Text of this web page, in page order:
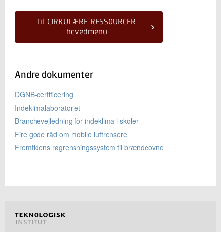
Til CIRKULÆRE RESSOURCER
hovedmenu
Andre dokumenter
DGNB-certificering
Indeklimalaboratoriet
Branchevejledning for indeklima i skoler
Fire gode råd om mobile luftrensere
Fremtidens røgrensningssystem til brændeovne